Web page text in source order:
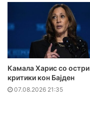
Камала Харис со остри
критики кон Бајден
07.08.2026 21:35